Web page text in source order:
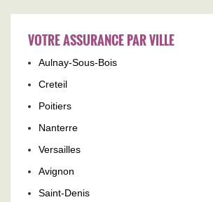
VOTRE ASSURANCE PAR VILLE
Aulnay-Sous-Bois
Creteil
Poitiers
Nanterre
Versailles
Avignon
Saint-Denis